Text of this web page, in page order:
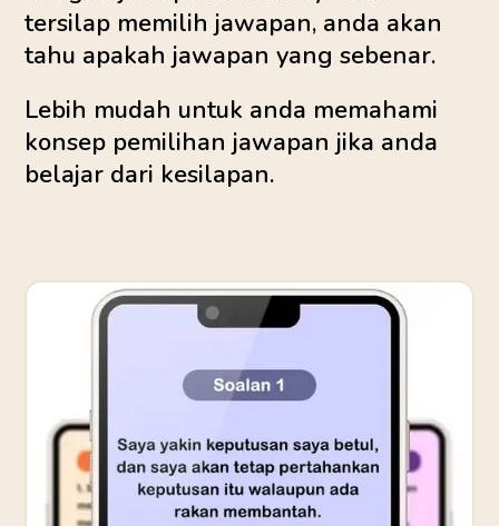
tersilap memilih jawapan, anda akan
tahu apakah jawapan yang sebenar.
Lebih mudah untuk anda memahami
konsep pemilihan jawapan jika anda
belajar dari kesilapan.